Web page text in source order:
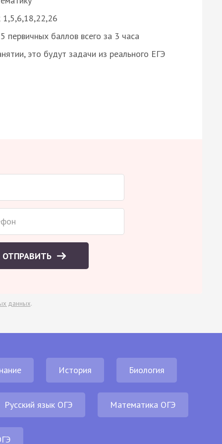
1,5,6,18,22,26
баллов всего за 3 часа
это будут задачи из реального ЕГЭ
ОТПРАВИТЬ
данных.
История Биология
Русский язык ОГЭ Математика ОГЭ